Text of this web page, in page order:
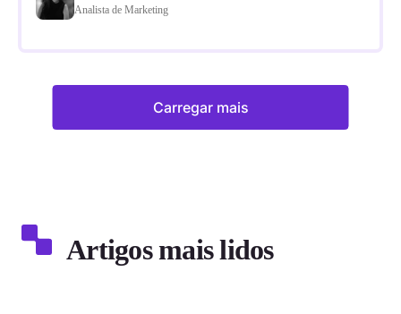
Analista de Marketing
Carregar mais
Artigos mais lidos